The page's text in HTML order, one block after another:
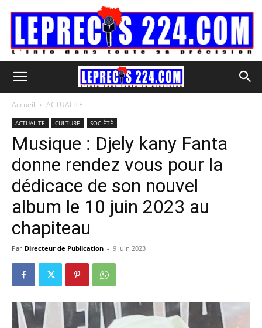
Accueil ACTUALITE
ACTUALITE CULTURE SOCIÉTÉ
Musique : Djely kany Fanta
donne rendez vous pour la
dédicace de son nouvel
album le 10 juin 2023 au
chapiteau
Par Directeur de Publication - 9 juin 2023